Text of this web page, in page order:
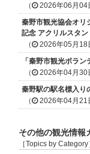
（
2026年06月04
秦野市観光協会オリ
記念 アクリルスタ
（
2026年05月18
「秦野市観光ボラ
（
2026年04月30
秦野駅の駅名標入り
（
2026年04月21
その他の観光情報
［Topics by Category